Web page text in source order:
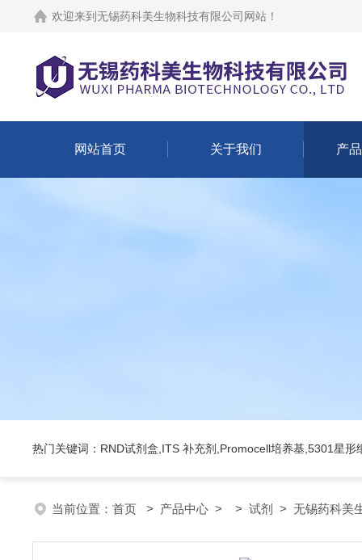
欢迎来到 无锡药科美生物科技有限公司网站 ！
网站首页 关于我们 产
热门关键词：RND试剂盒,ITS 补充剂,Promocell培养基,5301星形
当前位置： 首页 > 产品中心 > > 试剂 > 无锡药科美